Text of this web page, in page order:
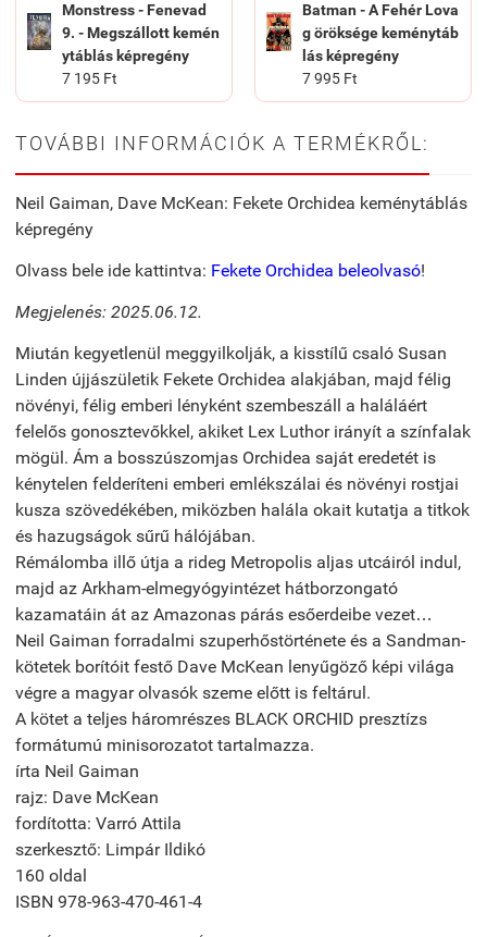
Monstress - Fenevad
9. - Megszállott kemén
ytáblás képregény
7 195 Ft
Batman - A Fehér Lova
g öröksége keménytáb
lás képregény
7 995 Ft
TOVÁBBI INFORMÁCIÓK A TERMÉKRŐL:
Neil Gaiman, Dave McKean: Fekete Orchidea keménytáblás
képregény
Olvass bele ide kattintva: Fekete Orchidea beleolvasó!
Megjelenés: 2025.06.12.
Miután kegyetlenül meggyilkolják, a kisstílű csaló Susan
Linden újjászületik Fekete Orchidea alakjában, majd félig
növényi, félig emberi lényként szembeszáll a haláláért
felelős gonosztevőkkel, akiket Lex Luthor irányít a színfalak
mögül. Ám a bosszúszomjas Orchidea saját eredetét is
kénytelen felderíteni emberi emlékszálai és növényi rostjai
kusza szövedékében, miközben halála okait kutatja a titkok
és hazugságok sűrű hálójában.
Rémálomba illő útja a rideg Metropolis aljas utcáiról indul,
majd az Arkham-elmegyógyintézet hátborzongató
kazamatáin át az Amazonas párás esőerdeibe vezet…
Neil Gaiman forradalmi szuperhőstörténete és a Sandman-
kötetek borítóit festő Dave McKean lenyűgöző képi világa
végre a magyar olvasók szeme előtt is feltárul.
A kötet a teljes háromrészes BLACK ORCHID presztízs
formátumú minisorozatot tartalmazza.
írta Neil Gaiman
rajz: Dave McKean
fordította: Varró Attila
szerkesztő: Limpár Ildikó
160 oldal
ISBN 978-963-470-461-4